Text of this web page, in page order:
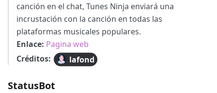
canción en el chat, Tunes Ninja enviará una
incrustación con la canción en todas las
plataformas musicales populares.
Enlace: Pagina web
Créditos:
lafond
StatusBot